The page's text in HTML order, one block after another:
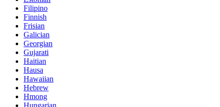
Filipino
Finnish
Frisian
Galician
Georgian
Gujarati
Haitian
Hausa
Hawaiian
Hebrew
Hmong